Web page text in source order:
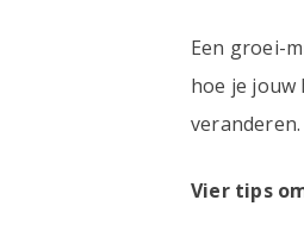
Een groei-
hoe je jouw
veranderen.
Vier tips